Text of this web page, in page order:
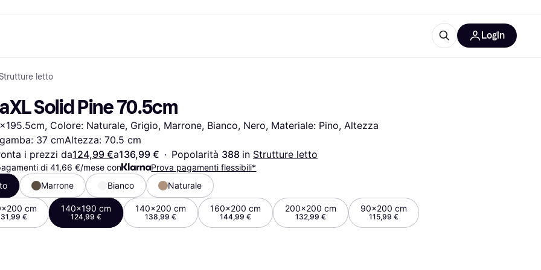
Acquisti e ricompense
Esplora i negozi
Abbonamento
Saldo
Conto di risparmio
Deposito flessibile
Conto deposito vincolato
Acquista e confronta i prezzi
Salute & Bellezza
Abbigliamento
Giocattoli
Case e Interni
Audio e Video
Sport e Outdoor
Informatica
Fai da te
Telefoni & Wearable
Bambini e Famiglia
Trasporti Motorizzati
Giardino e Patio
Elettrodomestici da
Cucina
Elettrodomestici
Libri, Film e Musica
Login
Strutture letto
Solid Pine 70.5cm
Colore: Naturale, Grigio, Marrone, Bianco, Nero, Materiale: Pino, Altezza
37 cmAltezza: 70.5 cm
i prezzi da124,99 €a136,99 € · Popolarità 388 in Strutture letto
di 41,66 €/mese con
Prova pagamenti flessibili*
Marrone Bianco Naturale
cm
€
140x190 cm
124,99 €
140x200 cm
138,99 €
160x200 cm
144,99 €
200x200 cm
132,99 €
90x200 cm
115,99 €